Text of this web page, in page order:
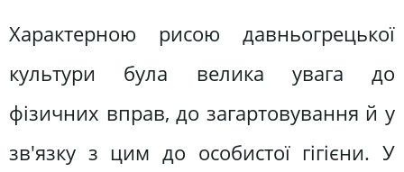
Характерною рисою давньогрецької
культури була велика увага до
фізичних вправ, до загартовування й у
зв'язку з цим до особистої гігієни. У